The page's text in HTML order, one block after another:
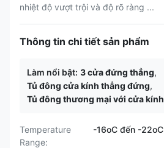
nhiệt độ vượt trội và độ rõ ràng ...
Thông tin chi tiết sản phẩm
Làm nổi bật: 3 cửa đứng thẳng,
Tủ đông cửa kính thẳng đứng,
Tủ đông thương mại với cửa kính
Temperature
Range:
-16oC đến -22oC